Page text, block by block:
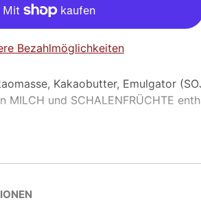
Bezahlmöglichkeiten
Kakaobutter, Emulgator
MILCH und SCHALENFRÜCHTE